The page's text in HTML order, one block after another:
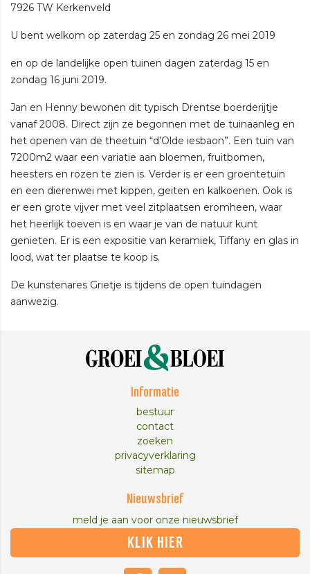
7926 TW Kerkenveld
U bent welkom op zaterdag 25 en zondag 26 mei 2019
en op de landelijke open tuinen dagen zaterdag 15 en
zondag 16 juni 2019.
Jan en Henny bewonen dit typisch Drentse boerderijtje
vanaf 2008. Direct zijn ze begonnen met de tuinaanleg en
het openen van de theetuin “d’Olde iesbaon”. Een tuin van
7200m2 waar een variatie aan bloemen, fruitbomen,
heesters en rozen te zien is. Verder is er een groentetuin
en een dierenwei met kippen, geiten en kalkoenen. Ook is
er een grote vijver met veel zitplaatsen eromheen, waar
het heerlijk toeven is en waar je van de natuur kunt
genieten. Er is een expositie van keramiek, Tiffany en glas in
lood, wat ter plaatse te koop is.
De kunstenares Grietje is tijdens de open tuindagen
aanwezig.
Informatie
bestuur
contact
zoeken
privacyverklaring
sitemap
Nieuwsbrief
meld je aan voor onze nieuwsbrief
KLIK HIER